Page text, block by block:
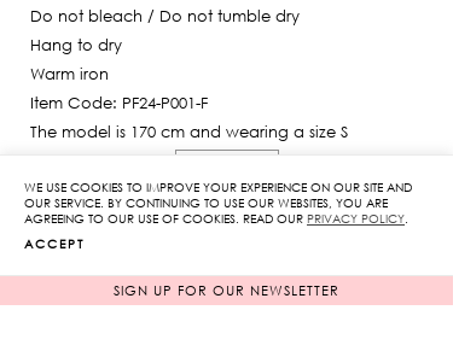
Do not bleach / Do not tumble dry
Hang to dry
Warm iron
Item Code: PF24-P001-F
The model is 170 cm and wearing a size S
GRAY
BROWN
SIGN UP FOR OUR NEWSLETTER
WE USE COOKIES TO IMPROVE YOUR EXPERIENCE ON OUR SITE AND
OUR SERVICE. BY CONTINUING TO USE OUR WEBSITES, YOU ARE
AGREEING TO OUR USE OF COOKIES. READ OUR PRIVACY POLICY.
ACCEPT